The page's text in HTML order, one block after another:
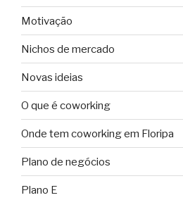
Motivação
Nichos de mercado
Novas ideias
O que é coworking
Onde tem coworking em Floripa
Plano de negócios
Plano E